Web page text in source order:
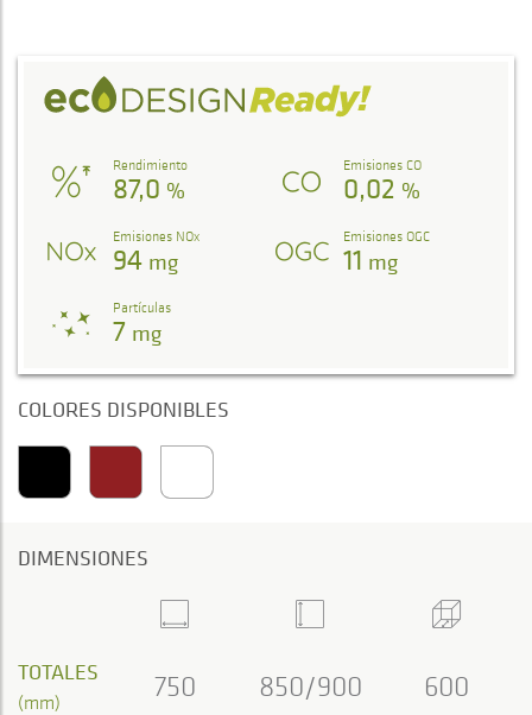
Rendimiento
87,0 %
Emisiones CO
0,02 %
Emisiones NOx
94 mg
Emisiones OGC
11 mg
Partículas
7 mg
COLORES DISPONIBLES
DIMENSIONES
TOTALES
(mm) 750 850/900 600